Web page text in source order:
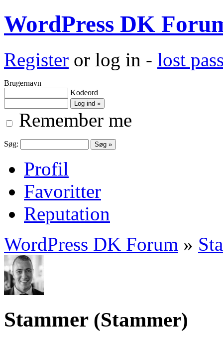
WordPress DK
Register or log in - lost
Brugernavn
Kodeord
Remember me
Søg:
Profil
Favoritter
Reputation
WordPress DK Forum »
Stammer (Stammer)